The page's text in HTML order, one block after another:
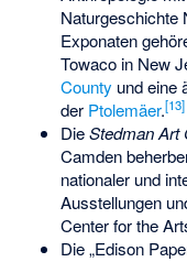
Naturgeschichte
Exponaten
Towaco in New
County und eine
der Ptolemäer.[13]
DieStedman Art
Camden
nationaler und
Ausstellungen
Center for the
Die „Edison